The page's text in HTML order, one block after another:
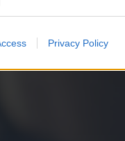
Privacy Policy